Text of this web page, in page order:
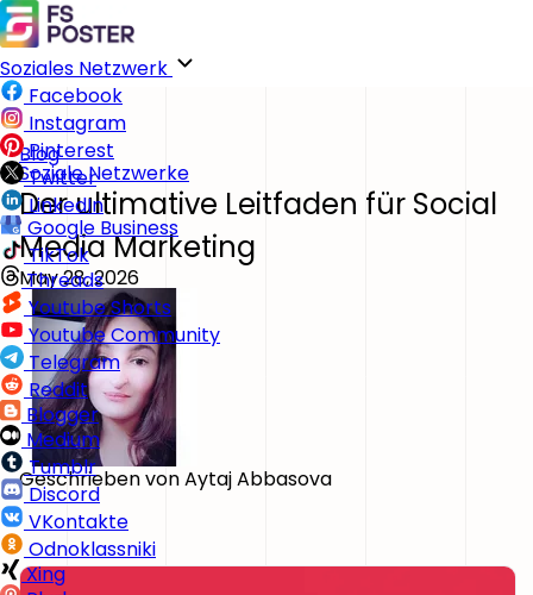
Soziales Netzwerk
Facebook
Instagram
Pinterest
Twitter
LinkedIn
Google Business
TikTok
Threads
Youtube Shorts
Youtube Community
Telegram
Reddit
Blogger
Medium
Tumblr
Discord
VKontakte
Odnoklassniki
Xing
Blog
Soziale Netzwerke
Der ultimative Leitfaden für Social
Media Marketing
May 28, 2026
Geschrieben vonAytaj Abbasova